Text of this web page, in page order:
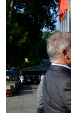
Giới thiệu